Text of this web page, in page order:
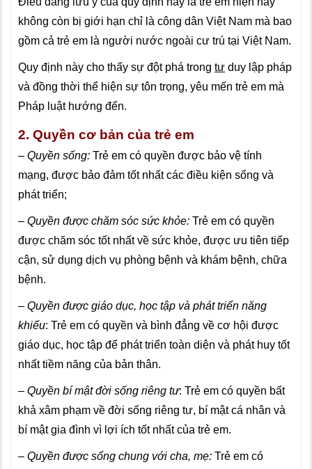
không còn bị giới hạn chỉ là công dân Việt Nam mà bao
gồm cả trẻ em là người nước ngoài cư trú tại Việt Nam.
Quy định này cho thấy sự đột phá trong tư duy lập pháp
và đồng thời thể hiện sự tôn trọng, yêu mến trẻ em mà
Pháp luật hướng đến.
2. Quyền cơ bản của trẻ em
– Quyền sống: Trẻ em có quyền được bảo vệ tính
mạng, được bảo đảm tốt nhất các điều kiện sống và
phát triển;
– Quyền được chăm sóc sức khỏe: Trẻ em có quyền
được chăm sóc tốt nhất về sức khỏe, được ưu tiên tiếp
cận, sử dụng dịch vụ phòng bệnh và khám bệnh, chữa
bệnh.
– Quyền được giáo dục, học tập và phát triển năng
khiếu: Trẻ em có quyền và bình đẳng về cơ hội được
giáo dục, học tập để phát triển toàn diện và phát huy tốt
nhất tiềm năng của bản thân.
– Quyền bí mật đời sống riêng tư: Trẻ em có quyền bất
khả xâm phạm về đời sống riêng tư, bí mật cá nhân và
bí mật gia đình vì lợi ích tốt nhất của trẻ em.
– Quyền được sống chung với cha, mẹ: Trẻ em có